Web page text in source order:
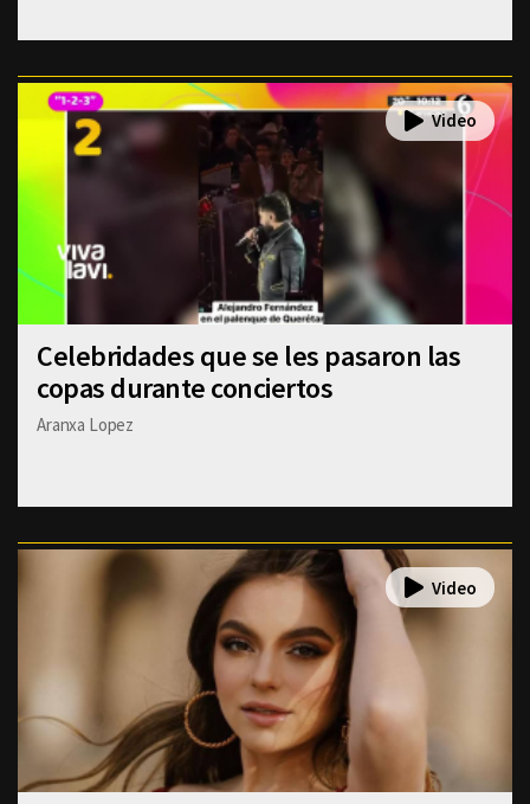
Celebridades que se les pasaron las
copas durante conciertos
Aranxa Lopez